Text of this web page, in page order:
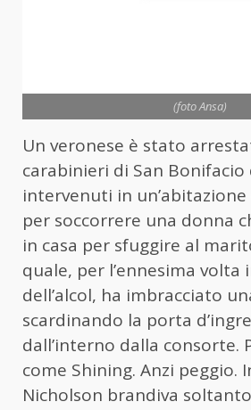
(foto Ansa)
Un veronese è stato
carabinieri di San Bonifacio
intervenuti in un’abitazione
per soccorrere una donna
in casa per sfuggire al
quale, per l’ennesima volta
dell’alcol, ha imbracciato
scardinando la porta
dall’interno dalla consorte.
come Shining. Anzi peggio.
Nicholson brandiva